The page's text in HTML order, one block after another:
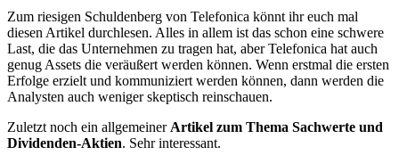
Zum riesigen Schuldenberg von Telefonica könnt ihr euch mal
diesen Artikel durchlesen. Alles in allem ist das schon eine schwere
Last, die das Unternehmen zu tragen hat, aber Telefonica hat auch
genug Assets die veräußert werden können. Wenn erstmal die ersten
Erfolge erzielt und kommuniziert werden können, dann werden die
Analysten auch weniger skeptisch reinschauen.
Zuletzt noch ein allgemeiner Artikel zum Thema Sachwerte und
Dividenden-Aktien. Sehr interessant.